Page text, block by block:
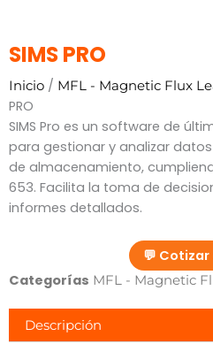
SIMS PRO
Inicio / MFL - Magnetic Flux
PRO
SIMS Pro es un software de
para gestionar y analizar
de almacenamiento,
653. Facilita la toma de
informes detallados.
💬
Categorías MFL - Magnetic
Descripción